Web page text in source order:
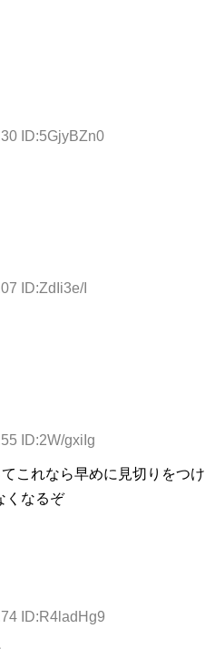
ID:5GjyBZn0
ID:ZdIi3e/I
ID:2W/gxiIg
これなら早めに見切りをつけ
くなるぞ
ID:R4ladHg9